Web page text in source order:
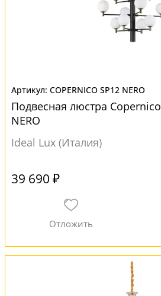
COPERNICO SP12 NERO
Подвесная люстра Copernico
NERO
Ideal Lux (Италия)
39 690 ₽